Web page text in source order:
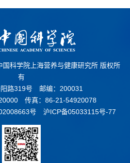
国科学院上海营养与健康研究所 版权所
有
路319号 邮编：200031
传真：86-21-54920078
号
沪ICP备05033115号-77